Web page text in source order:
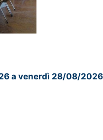
a venerdì 28/08/2026